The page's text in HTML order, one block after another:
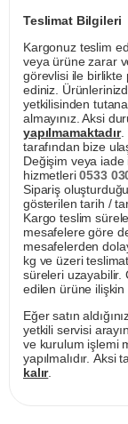
Teslimat Bilgileri
Kargonuz teslim
veya ürüne zarar
görevlisi ile
ediniz.
yetkilisinden
almayınız. Aksi
yapılmamaktadır.
tarafından bize
Değişim veya iade
hizmetleri0533
Sipariş
gösterilen tarih /
Kargo teslim
mesafelere göre
mesafelerden
kg ve üzeri
süreleri uzayabilir.
edilen ürüne
Eğer satın
yetkili servisi
ve kurulum işlemi
yapılmalıdır. Aksi
kalır.